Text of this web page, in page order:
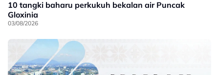
10 tangki baharu perkukuh bekalan air Puncak
Gloxinia
03/08/2026